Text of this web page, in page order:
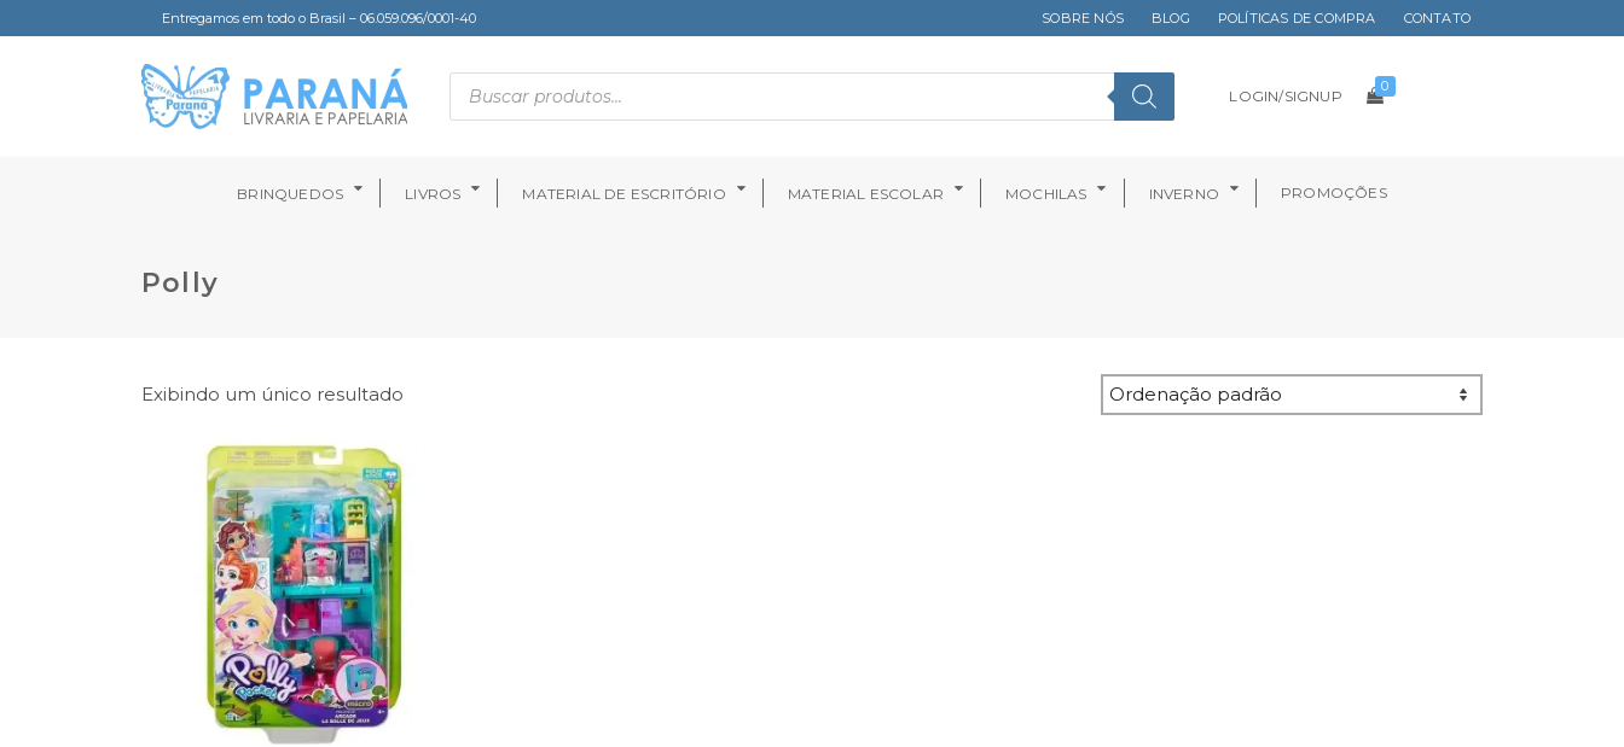
Entregamos em todo o Brasil – 06.059.096/0001-40 SOBRE NÓS BLOG POLÍTICAS DE COMPRA CONTATO
LOGIN/SIGNUP
0
BRINQUEDOS LIVROS MATERIAL DE ESCRITÓRIO MATERIAL ESCOLAR MOCHILAS INVERNO PROMOÇÕES
Polly
Exibindo um único resultado